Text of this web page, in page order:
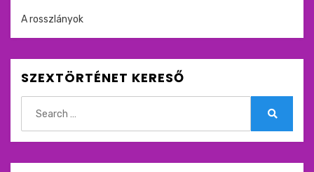
A rosszlányok
SZEXTÖRTÉNET KERESŐ
for: